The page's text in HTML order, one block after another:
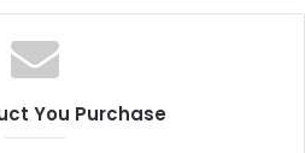
ق
ع
ا
You Purchase